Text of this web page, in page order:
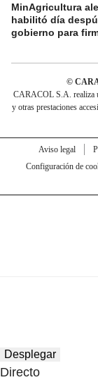
MinAgricultura
habilitó día
gobierno para
©
CARACOL S.A. realiza
y otras prestaciones
Aviso legal
Configuración de
Desplegar
Directo